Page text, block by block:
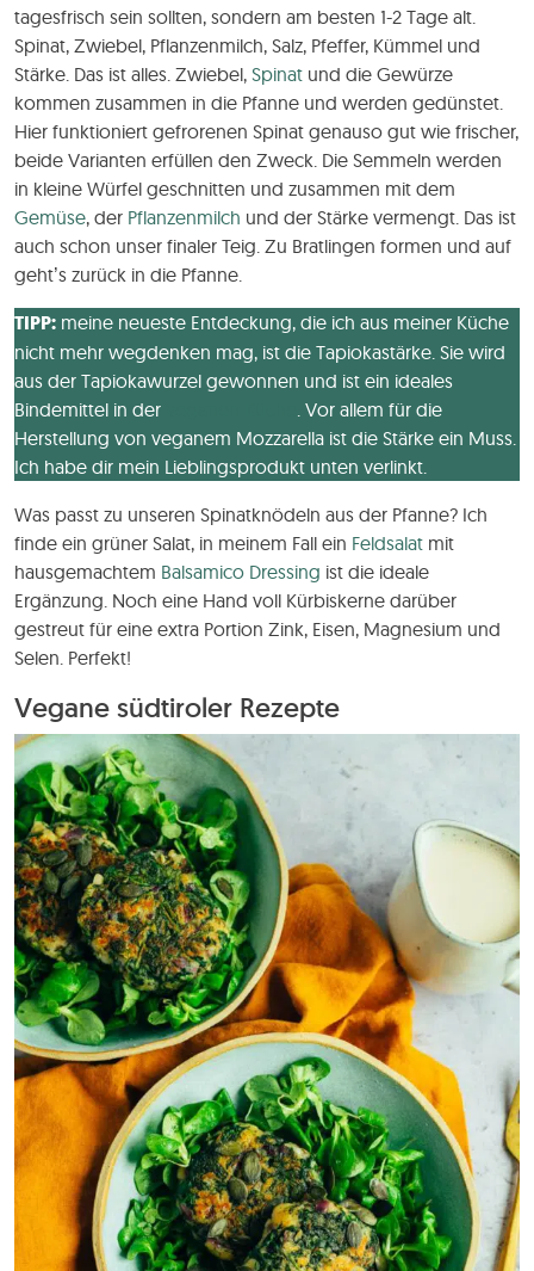
tagesfrisch sein sollten, sondern am besten 1-2 Tage alt.
Spinat, Zwiebel, Pflanzenmilch, Salz, Pfeffer, Kümmel und
Stärke. Das ist alles. Zwiebel, Spinat und die Gewürze
kommen zusammen in die Pfanne und werden gedünstet.
Hier funktioniert gefrorenen Spinat genauso gut wie frischer,
beide Varianten erfüllen den Zweck. Die Semmeln werden
in kleine Würfel geschnitten und zusammen mit dem
Gemüse, der Pflanzenmilch und der Stärke vermengt. Das ist
auch schon unser finaler Teig. Zu Bratlingen formen und auf
geht’s zurück in die Pfanne.
TIPP: meine neueste Entdeckung, die ich aus meiner Küche
nicht mehr wegdenken mag, ist die Tapiokastärke. Sie wird
aus der Tapiokawurzel gewonnen und ist ein ideales
Bindemittel in der
. Vor allem für die
Herstellung von veganem Mozzarella ist die Stärke ein Muss.
Ich habe dir mein Lieblingsprodukt unten verlinkt.
Was passt zu unseren Spinatknödeln aus der Pfanne? Ich
finde ein grüner Salat, in meinem Fall ein Feldsalat mit
hausgemachtem Balsamico Dressing ist die ideale
Ergänzung. Noch eine Hand voll Kürbiskerne darüber
gestreut für eine extra Portion Zink, Eisen, Magnesium und
Selen. Perfekt!
Vegane südtiroler Rezepte